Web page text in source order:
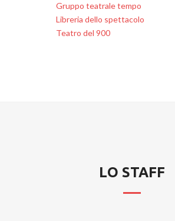
Gruppo teatrale tempo
Libreria dello spettacolo
Teatro del 900
LO STAFF